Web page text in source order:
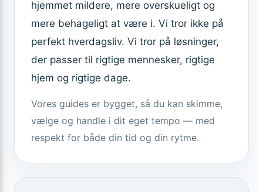
hjemmet mildere, mere overskueligt og
mere behageligt at være i. Vi tror ikke på
perfekt hverdagsliv. Vi tror på løsninger,
der passer til rigtige mennesker, rigtige
hjem og rigtige dage.
Vores guides er bygget, så du kan skimme,
vælge og handle i dit eget tempo — med
respekt for både din tid og din rytme.